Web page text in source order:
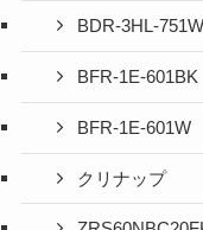
BDR-3HL-751W
BFR-1E-601BK
BFR-1E-601W
クリナップ